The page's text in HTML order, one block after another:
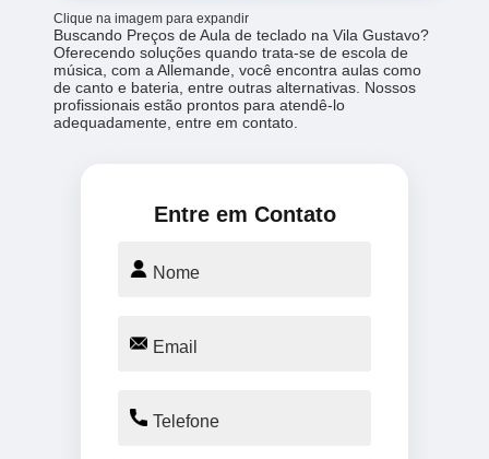
Clique na imagem para expandir
Buscando Preços de Aula de teclado na Vila Gustavo?
Oferecendo soluções quando trata-se de escola de
música, com a Allemande, você encontra aulas como
de canto e bateria, entre outras alternativas. Nossos
profissionais estão prontos para atendê-lo
adequadamente, entre em contato.
Entre em Contato